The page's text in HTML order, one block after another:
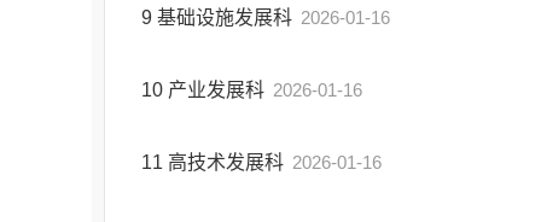
9 基础设施发展科 2026-01-16
10 产业发展科 2026-01-16
11 高技术发展科 2026-01-16